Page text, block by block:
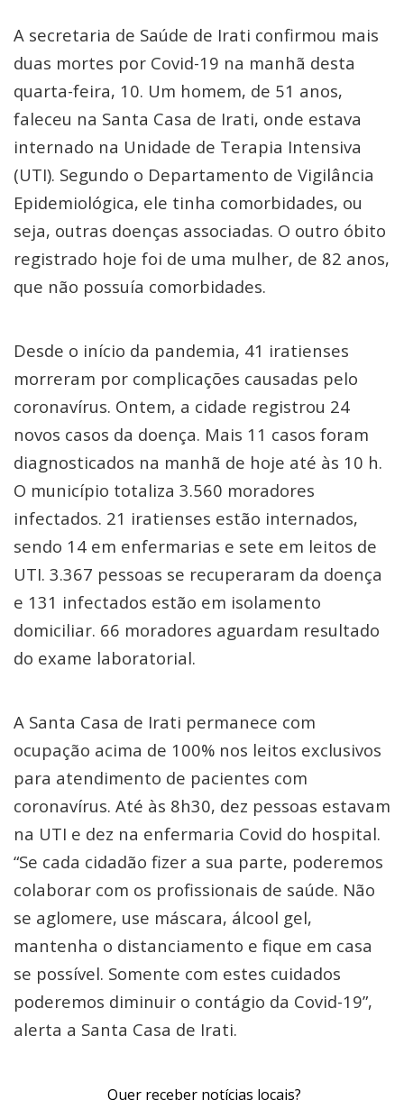
A secretaria de Saúde de Irati confirmou mais
duas mortes por Covid-19 na manhã desta
quarta-feira, 10. Um homem, de 51 anos,
faleceu na Santa Casa de Irati, onde estava
internado na Unidade de Terapia Intensiva
(UTI). Segundo o Departamento de Vigilância
Epidemiológica, ele tinha comorbidades, ou
seja, outras doenças associadas. O outro óbito
registrado hoje foi de uma mulher, de 82 anos,
que não possuía comorbidades.
Desde o início da pandemia, 41 iratienses
morreram por complicações causadas pelo
coronavírus. Ontem, a cidade registrou 24
novos casos da doença. Mais 11 casos foram
diagnosticados na manhã de hoje até às 10 h.
O município totaliza 3.560 moradores
infectados. 21 iratienses estão internados,
sendo 14 em enfermarias e sete em leitos de
UTI. 3.367 pessoas se recuperaram da doença
e 131 infectados estão em isolamento
domiciliar. 66 moradores aguardam resultado
do exame laboratorial.
A Santa Casa de Irati permanece com
ocupação acima de 100% nos leitos exclusivos
para atendimento de pacientes com
coronavírus. Até às 8h30, dez pessoas estavam
na UTI e dez na enfermaria Covid do hospital.
“Se cada cidadão fizer a sua parte, poderemos
colaborar com os profissionais de saúde. Não
se aglomere, use máscara, álcool gel,
mantenha o distanciamento e fique em casa
se possível. Somente com estes cuidados
poderemos diminuir o contágio da Covid-19”,
alerta a Santa Casa de Irati.
Quer receber notícias locais?